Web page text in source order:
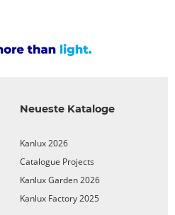
Neueste Kataloge
Kanlux 2026
Catalogue Projects
Kanlux Garden 2026
Kanlux Factory 2025